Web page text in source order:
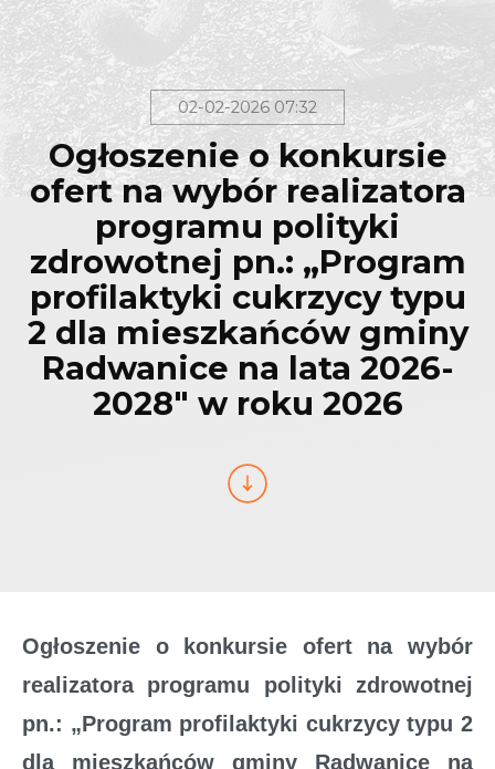
02-02-2026 07:32
Ogłoszenie o konkursie
ofert na wybór realizatora
programu polityki
zdrowotnej pn.: „Program
profilaktyki cukrzycy typu
2 dla mieszkańców gminy
Radwanice na lata 2026-
2028" w roku 2026
Ogłoszenie o konkursie ofert na wybór
realizatora programu polityki zdrowotnej
pn.: „Program profilaktyki cukrzycy typu 2
dla mieszkańców gminy Radwanice na